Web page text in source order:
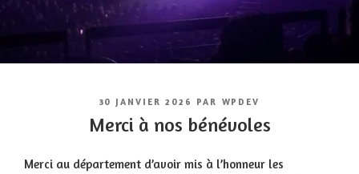
PUBLIÉ
30 JANVIER 2026 PAR WPDEV
Merci à nos bénévoles
Merci au département d’avoir mis à l’honneur les